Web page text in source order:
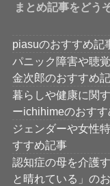
まとめ記事をどう
piasuのおすすめ記
パニック障害や聴
金次郎のおすすめ
暮らしや健康に関
ーichihimeのおす
ジェンダーや女性
すすめ記事
認知症の母を介護
と晴れている」の